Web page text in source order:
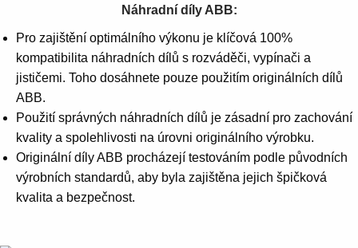
Náhradní díly ABB:
Pro zajištění optimálního výkonu je klíčová 100%
kompatibilita náhradních dílů s rozváděči, vypínači a
jističemi. Toho dosáhnete pouze použitím originálních dílů
ABB.
Použití správných náhradních dílů je zásadní pro zachování
kvality a spolehlivosti na úrovni originálního výrobku.
Originální díly ABB procházejí testováním podle původních
výrobních standardů, aby byla zajištěna jejich špičková
kvalita a bezpečnost.